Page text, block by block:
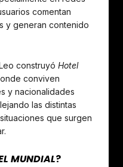
comentan
y generan contenido
construyó Hotel
conviven
y nacionalidades
las distintas
que surgen
MUNDIAL?